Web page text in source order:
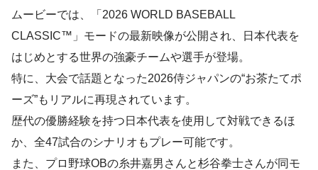
ムービーでは、「2026 WORLD BASEBALL
CLASSIC™」モードの最新映像が公開され、日本代表を
はじめとする世界の強豪チームや選手が登場。
特に、大会で話題となった2026侍ジャパンの“お茶たてポ
ーズ”もリアルに再現されています。
歴代の優勝経験を持つ日本代表を使用して対戦できるほ
か、全47試合のシナリオもプレー可能です。
また、プロ野球OBの糸井嘉男さんと杉谷拳士さんが同モ